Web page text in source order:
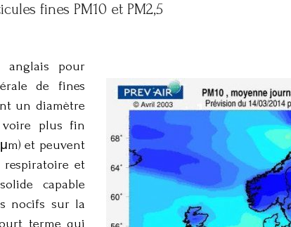
fines PM10 et PM2,5
anglais pour
de fines
un diamètre
voire plus fin
et peuvent
respiratoire et
capable
nocifs sur la
terme qui